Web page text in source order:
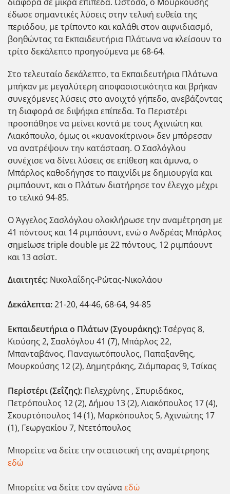
έδωσε σημαντικές λύσεις στην τελική ευθεία της
περιόδου, με τρίποντο και καλάθι στον αιφνιδιασμό,
βοηθώντας τα Εκπαιδευτήρια Πλάτωνα να κλείσουν το
τρίτο δεκάλεπτο προηγούμενα με 68-64.
Στο τελευταίο δεκάλεπτο, τα Εκπαιδευτήρια Πλάτωνα
μπήκαν με μεγαλύτερη αποφασιστικότητα και βρήκαν
συνεχόμενες λύσεις στο ανοιχτό γήπεδο, ανεβάζοντας
τη διαφορά σε διψήφια επίπεδα. Το Περιστέρι
προσπάθησε να μείνει κοντά με τους Αχινιώτη και
Λιακόπουλο, όμως οι «κυανοκίτρινοι» δεν μπόρεσαν
να ανατρέψουν την κατάσταση. Ο Σασλόγλου
συνέχισε να δίνει λύσεις σε επίθεση και άμυνα, ο
Μπάρλος καθοδήγησε το παιχνίδι με δημιουργία και
ριμπάουντ, και ο Πλάτων διατήρησε τον έλεγχο μέχρι
το τελικό 94-85.
Ο Άγγελος Σασλόγλου ολοκλήρωσε την αναμέτρηση με
41 πόντους και 14 ριμπάουντ, ενώ ο Ανδρέας Μπάρλος
σημείωσε triple double με 22 πόντους, 12 ριμπάουντ
και 13 ασίστ.
Διαιτητές: Νικολαΐδης-Ρώτας-Νικολάου
Δεκάλεπτα:21-20, 44-46, 68-64, 94-85
Εκπαιδευτήρια ο Πλάτων (Σγουράκης):Τσέργας 8,
Κιούσης 2, Σασλόγλου 41 (7), Μπάρλος 22,
Μπανταβάνος, Παναγιωτόπουλος, Παπαξανθης,
Μουρκούσης 12 (2), Δημητράκης, Ζιάμπαρας 9, Τσίκας
Περίστέρι (Σεΐζης): Πελεχρίνης , Σπυριδάκος,
Πετρόπουλος 12 (2), Δήμου 13 (2), Λιακόπουλος 17 (4),
Σκουρτόπουλος 14 (1), Μαρκόπουλος 5, Αχινιώτης 17
(1), Γεωργακίου 7, Ντετόπουλος
Μπορείτε να δείτε την στατιστική της αναμέτρησης
εδώ
Μπορείτε να δείτε τον αγώναεδώ